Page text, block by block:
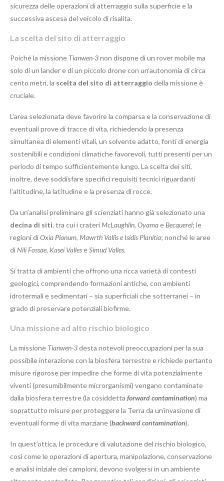
sicurezza delle operazioni di atterraggio sulla superficie e la
successiva ascesa del veicolo di risalita.
La scelta del sito di atterraggio
Poiché la missione Tianwen-3non dispone di un rover mobile ma
solo di un lander e di un piccolo drone con un’autonomia di circa
cento metri, la scelta del sito di atterraggio della missione è
cruciale.
L’area selezionata deve favorire la comparsa e la conservazione di
eventuali prove di tracce di vita, richiedendo la presenza
simultanea di elementi vitali, un solvente adatto, fonti di energia
sostenibili e condizioni climatiche favorevoli, tutti presenti per un
periodo di tempo sufficientemente lungo. La scelta dei siti,
inoltre, deve soddisfare specifici requisiti tecnici riguardanti
l’altitudine, la latitudine e la presenza di rocce.
Da un’analisi preliminare gli scienziati hanno già selezionato una
decina di siti, tra cui i crateri McLaughlin, Oyamae Becquerel; le
regioni diOxia Planum, Mawrth Vallis e Isidis Planitia; nonché le aree
di Nili Fossae, Kasei ValleseSimud Valles.
Si tratta di ambienti che offrono una ricca varietà di contesti
geologici, comprendendo formazioni antiche, con ambienti
idrotermali e sedimentari – sia superficiali che sotterranei – in
grado di preservare potenziali biofirme.
Una missione ad alto rischio biologico
La missione Tianwen-3desta notevoli preoccupazioni per la sua
possibile interazione con la biosfera terrestre e richiede pertanto
misure rigorose per impedire che forme di vita potenzialmente
viventi (presumibilmente microrganismi) vengano contaminate
dalla biosfera terrestre (la cosiddetta forward contamination) ma
soprattutto misure per proteggere la Terra da un’invasione di
eventuali forme di vita marziane (backward contamination).
In quest’ottica, le procedure di valutazione del rischio biologico,
così come le operazioni di apertura, manipolazione, conservazione
e analisi iniziale dei campioni, devono svolgersi in un ambiente